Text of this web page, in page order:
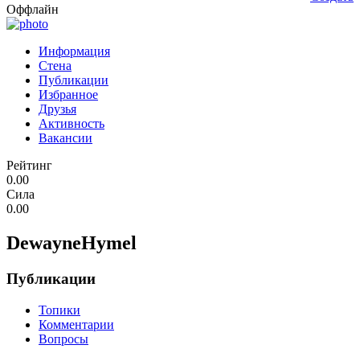
Оффлайн
Информация
Стена
Публикации
Избранное
Друзья
Активность
Вакансии
Рейтинг
0.00
Сила
0.00
DewayneHymel
Публикации
Топики
Комментарии
Вопросы